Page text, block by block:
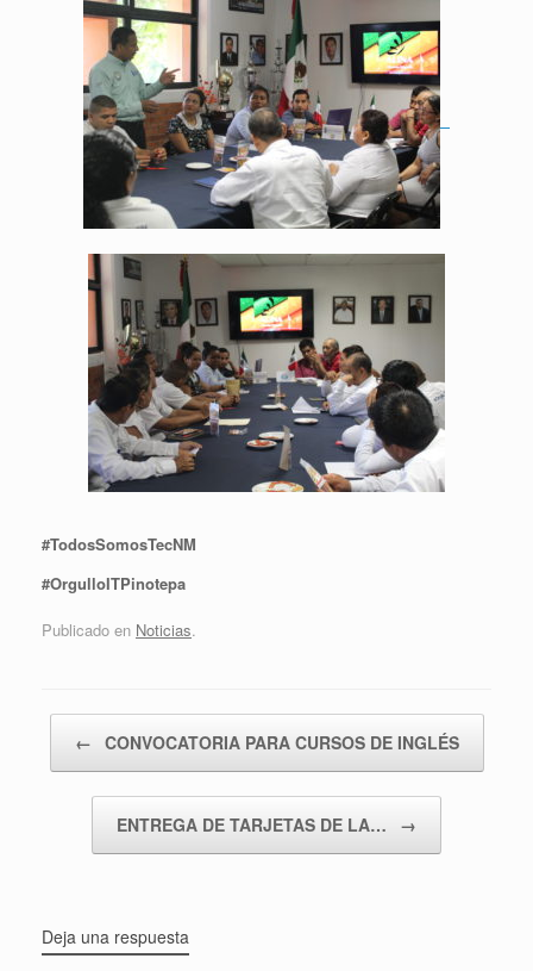
#TodosSomosTecNM
#OrgulloITPinotepa
Publicado en Noticias.
Navegador de artículos
← CONVOCATORIA PARA CURSOS DE INGLÉS
ENTREGA DE TARJETAS DE LA… →
Deja una respuesta